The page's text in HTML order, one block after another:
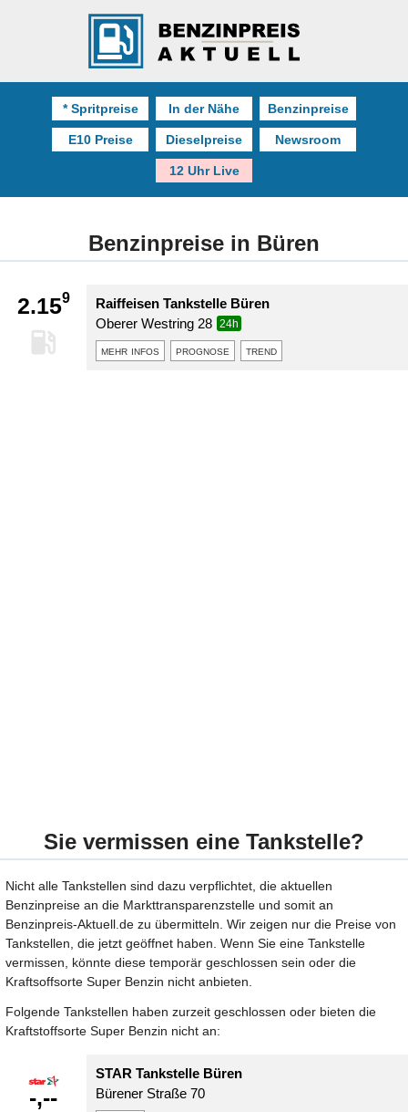
* Spritpreise In der Nähe Benzinpreise
E10 Preise Dieselpreise Newsroom
12 Uhr Live
Benzinpreise in Büren
2.159
Raiffeisen Tankstelle Büren
Oberer Westring 28
24h
mehr infos prognose trend
Sie vermissen eine Tankstelle?
Nicht alle Tankstellen sind dazu verpflichtet, die aktuellen
Benzinpreise an die Markttransparenzstelle und somit an
Benzinpreis-Aktuell.de zu übermitteln. Wir zeigen nur die Preise von
Tankstellen, die jetzt geöffnet haben. Wenn Sie eine Tankstelle
vermissen, könnte diese temporär geschlossen sein oder die
Kraftsoffsorte Super Benzin nicht anbieten.
Folgende Tankstellen haben zurzeit geschlossen oder bieten die
Kraftstoffsorte Super Benzin nicht an:
-,--
STAR Tankstelle Büren
Bürener Straße 70